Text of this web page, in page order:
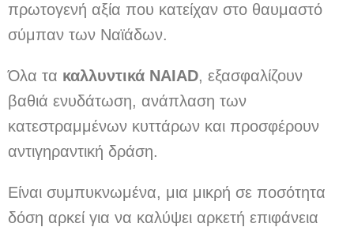
πρωτογενή αξία που κατείχαν στο θαυμαστό
σύμπαν των Ναϊάδων.
Όλα τα καλλυντικά NAIAD, εξασφαλίζουν
βαθιά ενυδάτωση, ανάπλαση των
κατεστραμμένων κυττάρων και προσφέρουν
αντιγηραντική δράση.
Είναι συμπυκνωμένα, μια μικρή σε ποσότητα
δόση αρκεί για να καλύψει αρκετή επιφάνεια